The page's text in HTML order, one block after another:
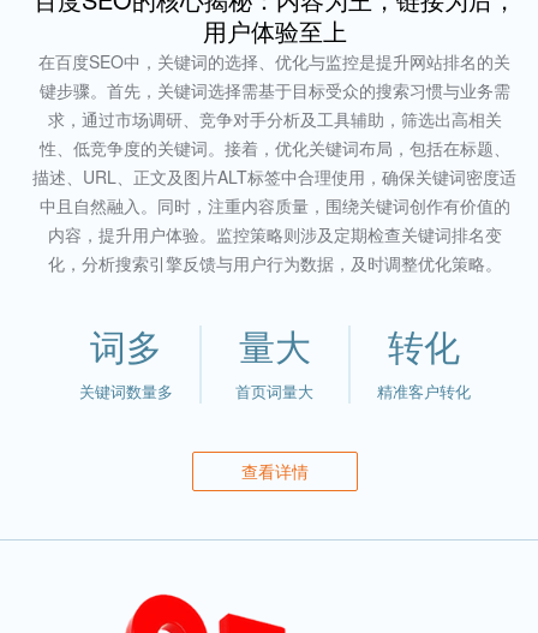
用户体验至上
在百度SEO中，关键词的选择、优化与监控是提升网站排名的关
键步骤。首先，关键词选择需基于目标受众的搜索习惯与业务需
求，通过市场调研、竞争对手分析及工具辅助，筛选出高相关
性、低竞争度的关键词。接着，优化关键词布局，包括在标题、
描述、URL、正文及图片ALT标签中合理使用，确保关键词密度适
中且自然融入。同时，注重内容质量，围绕关键词创作有价值的
内容，提升用户体验。监控策略则涉及定期检查关键词排名变
化，分析搜索引擎反馈与用户行为数据，及时调整优化策略。
词多
关键词数量多
量大
首页词量大
转化
精准客户转化
查看详情